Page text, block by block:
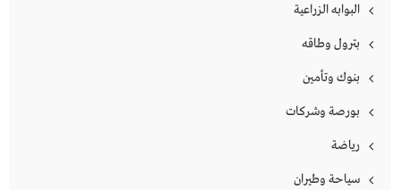
البوابه الزراعية
بترول وطاقه
بنوك وتأمين
بورصة وشركات
رياضة
سياحة وطيران